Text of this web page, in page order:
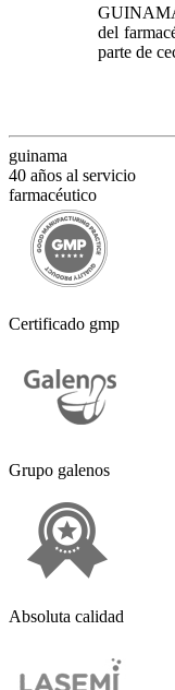
del
parte de
guinama
40 años al servicio
farmacéutico
Certificado gmp
Grupo galenos
Absoluta calidad